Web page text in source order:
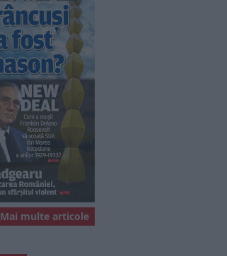
Mai multe articole